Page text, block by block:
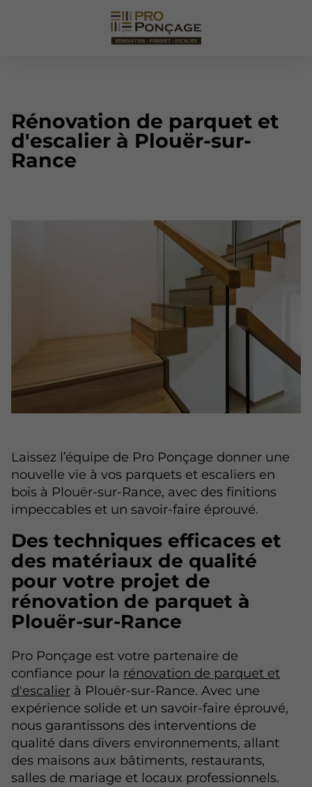
Rénovation de parquet et
d'escalier à Plouër-sur-
Rance
Laissez l’équipe de Pro Ponçage donner une
nouvelle vie à vos parquets et escaliers en
bois à Plouër-sur-Rance, avec des finitions
impeccables et un savoir-faire éprouvé.
Des techniques efficaces et
des matériaux de qualité
pour votre projet de
rénovation de parquet à
Plouër-sur-Rance
Pro Ponçage est votre partenaire de
confiance pour la rénovation de parquet et
d'escalier à Plouër-sur-Rance. Avec une
expérience solide et un savoir-faire éprouvé,
nous garantissons des interventions de
qualité dans divers environnements, allant
des maisons aux bâtiments, restaurants,
salles de mariage et locaux professionnels.